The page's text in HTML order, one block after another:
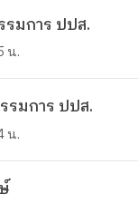
มการ ปปส.
น.
มการ ปปส.
น.